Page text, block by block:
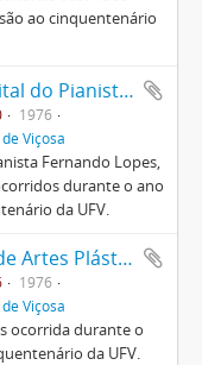
ao cinquentenário
Programação do Recital do Pianista Fernando Lopes
1976
Viçosa
Fernando Lopes,
durante o ano
da UFV.
Fôlder da Exposição de Artes Plásticas
1976
Viçosa
ocorrida durante o
da UFV.